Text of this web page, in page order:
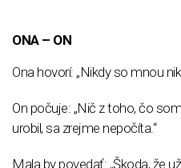
ONA – ON
Ona hovorí: „Nikdy so mnou
On počuje: „Nič z toho, čo
urobil, sa zrejme nepočíta.“
Mala by povedať: „Škoda, že